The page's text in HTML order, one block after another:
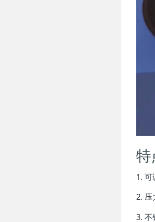
特
1.
2. 压
3. 不